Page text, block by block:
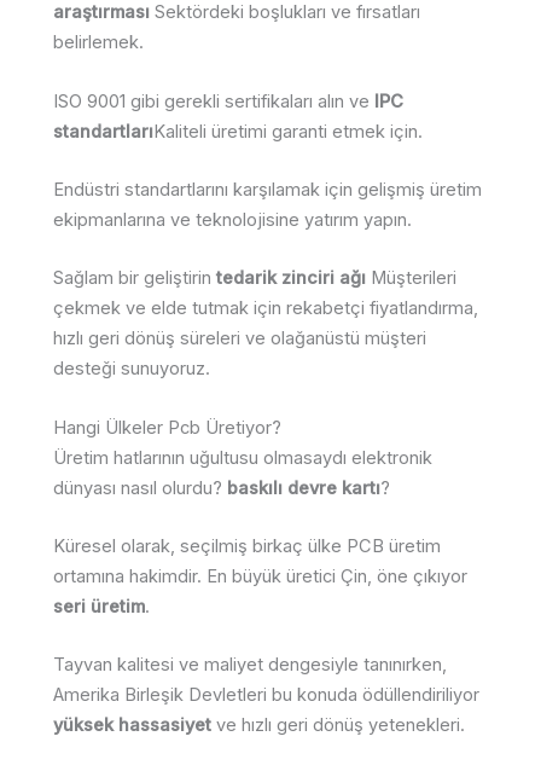
araştırması Sektördeki boşlukları ve fırsatları
belirlemek.
ISO 9001 gibi gerekli sertifikaları alın ve IPC
standartlarıKaliteli üretimi garanti etmek için.
Endüstri standartlarını karşılamak için gelişmiş üretim
ekipmanlarına ve teknolojisine yatırım yapın.
Sağlam bir geliştirin tedarik zinciri ağı Müşterileri
çekmek ve elde tutmak için rekabetçi fiyatlandırma,
hızlı geri dönüş süreleri ve olağanüstü müşteri
desteği sunuyoruz.
Hangi Ülkeler Pcb Üretiyor?
Üretim hatlarının uğultusu olmasaydı elektronik
dünyası nasıl olurdu? baskılı devre kartı?
Küresel olarak, seçilmiş birkaç ülke PCB üretim
ortamına hakimdir. En büyük üretici Çin, öne çıkıyor
seri üretim.
Tayvan kalitesi ve maliyet dengesiyle tanınırken,
Amerika Birleşik Devletleri bu konuda ödüllendiriliyor
yüksek hassasiyet ve hızlı geri dönüş yetenekleri.